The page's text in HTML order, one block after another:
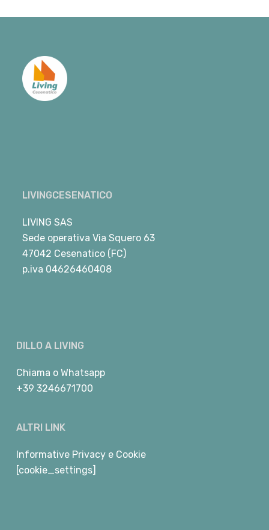
LIVINGCESENATICO
LIVING SAS
Sede operativa Via Squero 63
47042 Cesenatico (FC)
p.iva 04626460408
DILLO A LIVING
Chiama o Whatsapp
+39 3246671700
ALTRI LINK
Informative Privacy e Cookie
[cookie_settings]